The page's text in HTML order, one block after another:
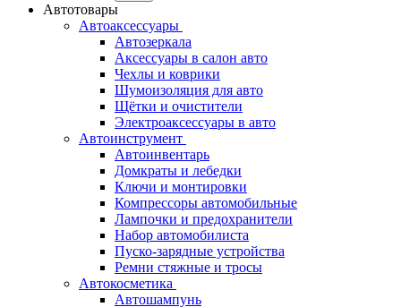
Автотовары
Автоаксессуары
Автозеркала
Аксессуары в салон авто
Чехлы и коврики
Шумоизоляция для авто
Щётки и очистители
Электроаксессуары в авто
Автоинструмент
Автоинвентарь
Домкраты и лебедки
Ключи и монтировки
Компрессоры автомобильные
Лампочки и предохранители
Набор автомобилиста
Пуско-зарядные устройства
Ремни стяжные и тросы
Автокосметика
Автошампунь